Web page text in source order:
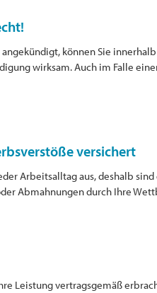
können Sie
wirksam. Auch im Falle
versichert
Arbeitsalltag aus, deshalb
Abmahnungen durch Ihre
Leistung vertragsgemäß